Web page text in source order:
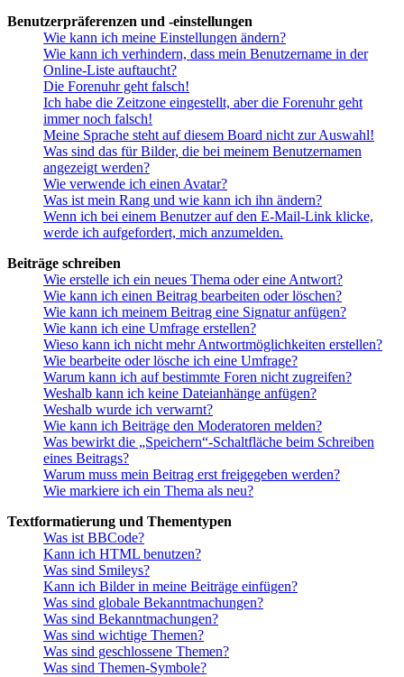
Benutzerpräferenzen und -einstellungen
Wie kann ich meine Einstellungen ändern?
Wie kann ich verhindern, dass mein Benutzername in der
Online-Liste auftaucht?
Die Forenuhr geht falsch!
Ich habe die Zeitzone eingestellt, aber die Forenuhr geht
immer noch falsch!
Meine Sprache steht auf diesem Board nicht zur Auswahl!
Was sind das für Bilder, die bei meinem Benutzernamen
angezeigt werden?
Wie verwende ich einen Avatar?
Was ist mein Rang und wie kann ich ihn ändern?
Wenn ich bei einem Benutzer auf den E-Mail-Link klicke,
werde ich aufgefordert, mich anzumelden.
Beiträge schreiben
Wie erstelle ich ein neues Thema oder eine Antwort?
Wie kann ich einen Beitrag bearbeiten oder löschen?
Wie kann ich meinem Beitrag eine Signatur anfügen?
Wie kann ich eine Umfrage erstellen?
Wieso kann ich nicht mehr Antwortmöglichkeiten erstellen?
Wie bearbeite oder lösche ich eine Umfrage?
Warum kann ich auf bestimmte Foren nicht zugreifen?
Weshalb kann ich keine Dateianhänge anfügen?
Weshalb wurde ich verwarnt?
Wie kann ich Beiträge den Moderatoren melden?
Was bewirkt die „Speichern“-Schaltfläche beim Schreiben
eines Beitrags?
Warum muss mein Beitrag erst freigegeben werden?
Wie markiere ich ein Thema als neu?
Textformatierung und Thementypen
Was ist BBCode?
Kann ich HTML benutzen?
Was sind Smileys?
Kann ich Bilder in meine Beiträge einfügen?
Was sind globale Bekanntmachungen?
Was sind Bekanntmachungen?
Was sind wichtige Themen?
Was sind geschlossene Themen?
Was sind Themen-Symbole?